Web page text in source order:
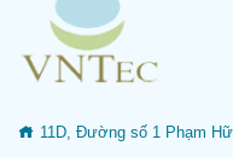
11D, Đường số 1 Phạm